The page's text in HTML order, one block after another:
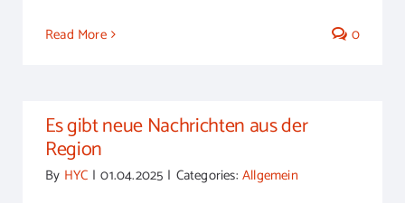
Read More 0
Es gibt neue Nachrichten aus der
Region
By HYC | 01.04.2025 | Categories:Allgemein